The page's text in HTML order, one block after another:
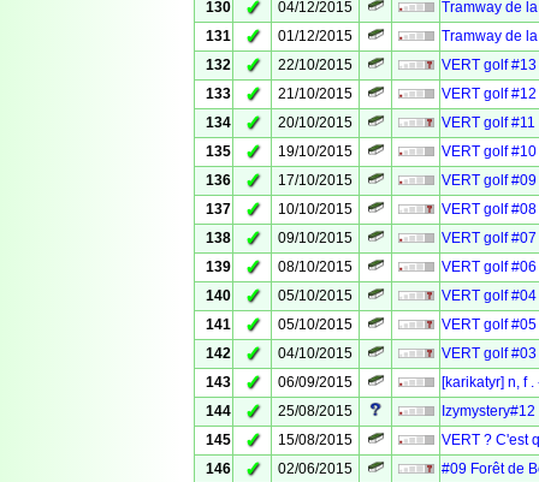
130 ✓ 04/12/2015
Tramway de
131
✓ 01/12/2015
Tramway de
132
✓ 22/10/2015
VERT golf
133
✓ 21/10/2015
VERT golf
134
✓ 20/10/2015
VERT golf
135
✓ 19/10/2015
VERT golf
136
✓ 17/10/2015
VERT golf
137
✓ 10/10/2015
VERT golf
138
✓ 09/10/2015
VERT golf
139
✓ 08/10/2015
VERT golf
140
✓ 05/10/2015
VERT golf
141
✓ 05/10/2015
VERT golf
142
✓ 04/10/2015
VERT golf
143
✓ 06/09/2015
[karikatyr] n, f
144
✓ 25/08/2015
145
✓ 15/08/2015
VERT ? C'est
146
✓ 02/06/2015
#09 Forêt de